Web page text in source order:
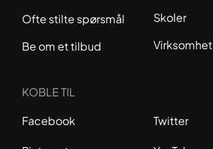
Ofte stilte spørsmål
Be om et tilbud
Skoler
Virksomhet
KOBLE TIL
Facebook
Twitter